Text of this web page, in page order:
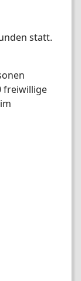
statt.
freiwillige